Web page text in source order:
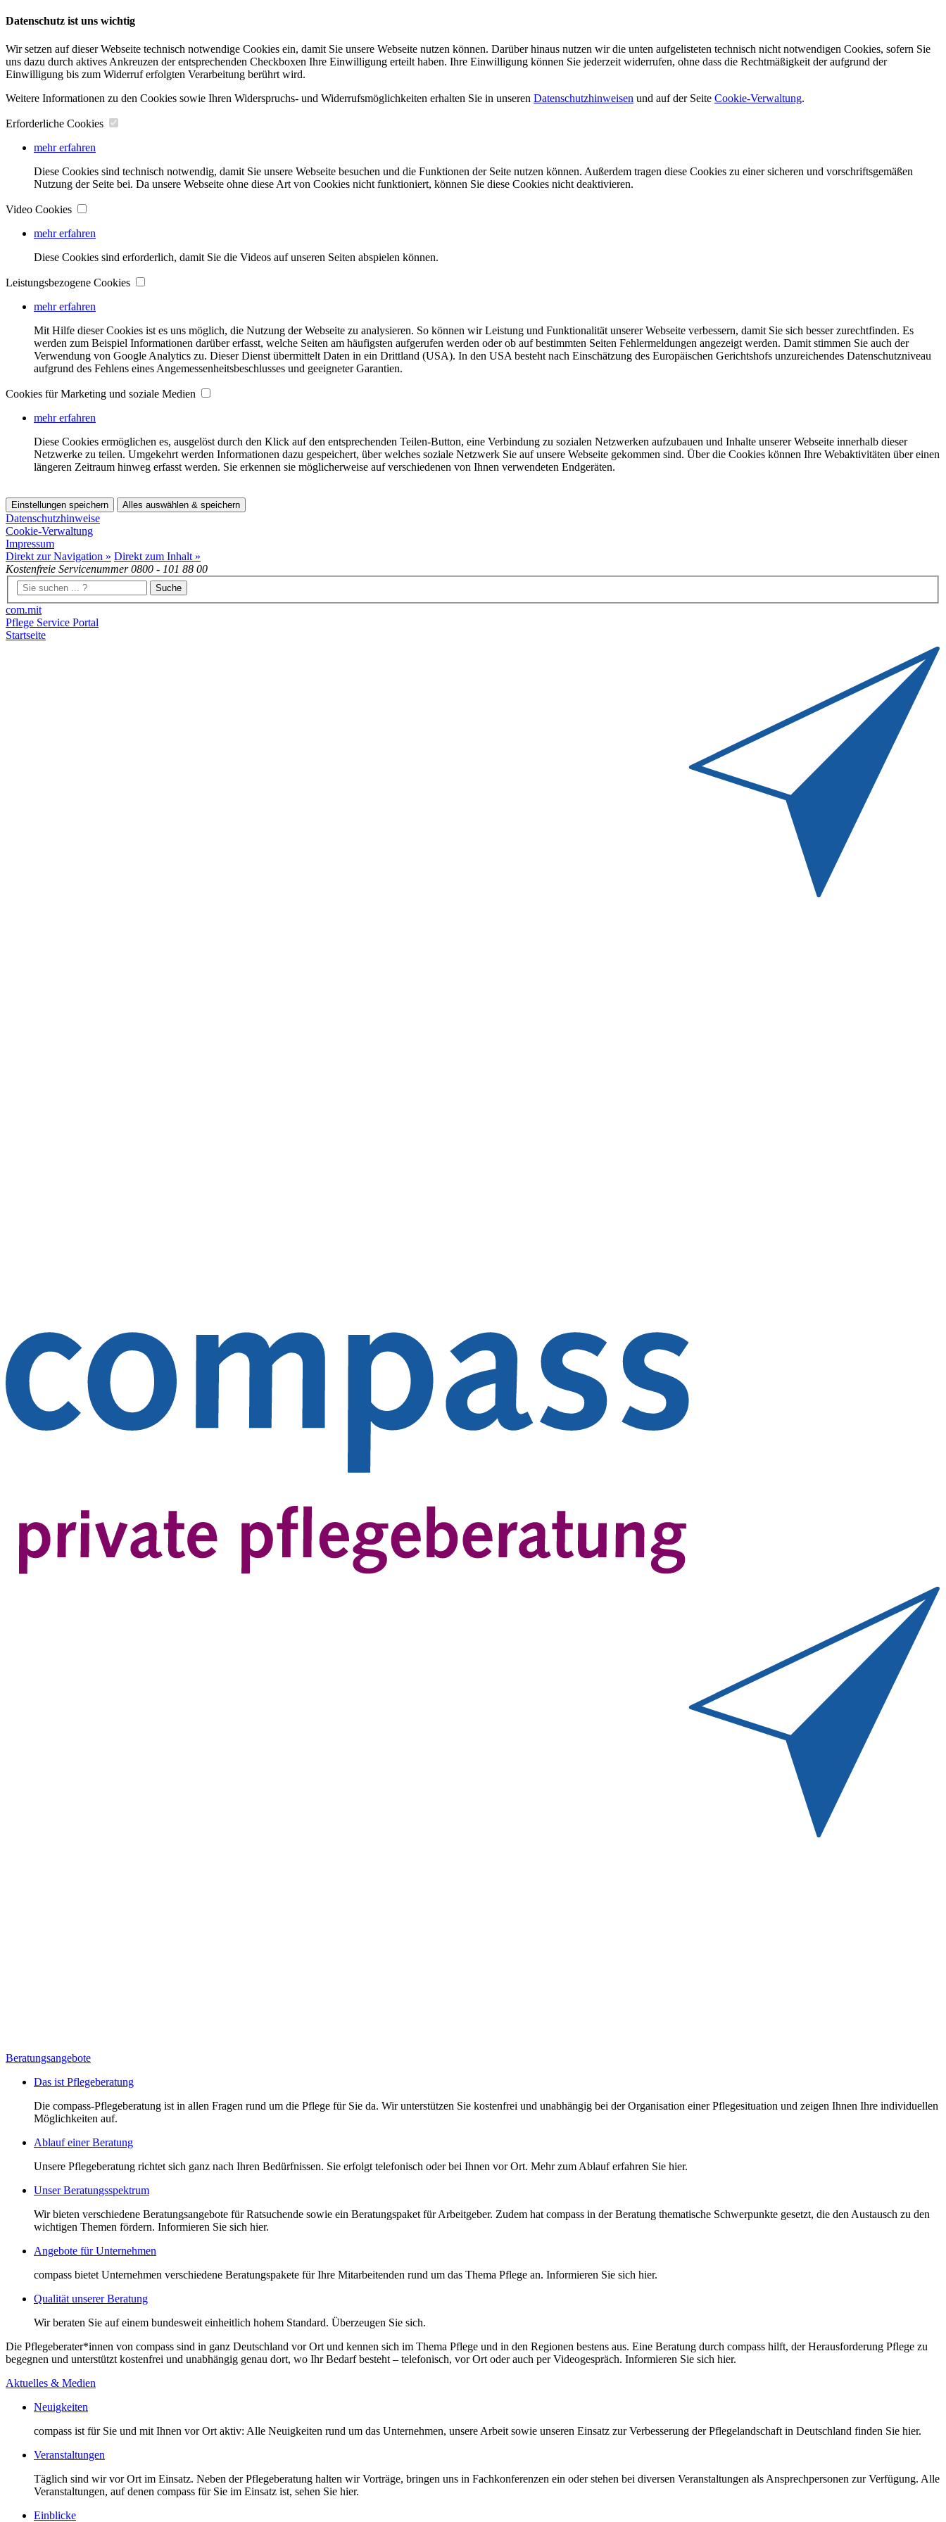
Datenschutz ist uns wichtig
Wir setzen auf dieser Webseite technisch notwendige Cookies ein, damit Sie unsere Webseite nutzen können. Darüber hinaus nutzen wir die unten aufgelisteten technisch nicht notwendigen Cookies, sofern Sie
uns dazu durch aktives Ankreuzen der entsprechenden Checkboxen Ihre Einwilligung erteilt haben. Ihre Einwilligung können Sie jederzeit widerrufen, ohne dass die Rechtmäßigkeit der aufgrund der
Einwilligung bis zum Widerruf erfolgten Verarbeitung berührt wird.
Weitere Informationen zu den Cookies sowie Ihren Widerspruchs- und Widerrufsmöglichkeiten erhalten Sie in unseren Datenschutzhinweisen und auf der Seite Cookie-Verwaltung​.
Erforderliche Cookies
mehr erfahren
Diese Cookies sind technisch notwendig, damit Sie unsere Webseite besuchen und die Funktionen der Seite nutzen können. Außerdem tragen diese Cookies zu einer sicheren und vorschriftsgemäßen
Nutzung der Seite bei. Da unsere Webseite ohne diese Art von Cookies nicht funktioniert, können Sie diese Cookies nicht deaktivieren.
Video Cookies
mehr erfahren
Diese Cookies sind erforderlich, damit Sie die Videos auf unseren Seiten abspielen können.
Leistungsbezogene Cookies
mehr erfahren
Mit Hilfe dieser Cookies ist es uns möglich, die Nutzung der Webseite zu analysieren. So können wir Leistung und Funktionalität unserer Webseite verbessern, damit Sie sich besser zurechtfinden. Es
werden zum Beispiel Informationen darüber erfasst, welche Seiten am häufigsten aufgerufen werden oder ob auf bestimmten Seiten Fehlermeldungen angezeigt werden. Damit stimmen Sie auch der
Verwendung von Google Analytics zu. Dieser Dienst übermittelt Daten in ein Drittland (USA). In den USA besteht nach Einschätzung des Europäischen Gerichtshofs unzureichendes Datenschutzniveau
aufgrund des Fehlens eines Angemessenheitsbeschlusses und geeigneter Garantien.
Cookies für Marketing und soziale Medien
mehr erfahren
Diese Cookies ermöglichen es, ausgelöst durch den Klick auf den entsprechenden Teilen-Button, eine Verbindung zu sozialen Netzwerken aufzubauen und Inhalte unserer Webseite innerhalb dieser
Netzwerke zu teilen. Umgekehrt werden Informationen dazu gespeichert, über welches soziale Netzwerk Sie auf unsere Webseite gekommen sind. Über die Cookies können Ihre Webaktivitäten über einen
längeren Zeitraum hinweg erfasst werden. Sie erkennen sie möglicherweise auf verschiedenen von Ihnen verwendeten Endgeräten.
Einstellungen speichern Alles auswählen & speichern
Datenschutzhinweise
Cookie-Verwaltung
Impressum
Direkt zur Navigation » Direkt zum Inhalt »
Kostenfreie Servicenummer0800 - 101 88 00
Suche
com.mit
Pflege Service Portal
Startseite
Beratungsangebote
Das ist Pflegeberatung
Die compass-Pflegeberatung ist in allen Fragen rund um die Pflege für Sie da. Wir unterstützen Sie kostenfrei und unabhängig bei der Organisation einer Pflegesituation und zeigen Ihnen Ihre individuellen
Möglichkeiten auf.
Ablauf einer Beratung
Unsere Pflegeberatung richtet sich ganz nach Ihren Bedürfnissen. Sie erfolgt telefonisch oder bei Ihnen vor Ort. Mehr zum Ablauf erfahren Sie hier.
Unser Beratungsspektrum
Wir bieten verschiedene Beratungsangebote für Ratsuchende sowie ein Beratungspaket für Arbeitgeber. Zudem hat compass in der Beratung thematische Schwerpunkte gesetzt, die den Austausch zu den
wichtigen Themen fördern. Informieren Sie sich hier.
Angebote für Unternehmen
compass bietet Unternehmen verschiedene Beratungspakete für Ihre Mitarbeitenden rund um das Thema Pflege an. Informieren Sie sich hier.
Qualität unserer Beratung
Wir beraten Sie auf einem bundesweit einheitlich hohem Standard. Überzeugen Sie sich.
Die Pflegeberater*innen von compass sind in ganz Deutschland vor Ort und kennen sich im Thema Pflege und in den Regionen bestens aus. Eine Beratung durch compass hilft, der Herausforderung Pflege zu
begegnen und unterstützt kostenfrei und unabhängig genau dort, wo Ihr Bedarf besteht – telefonisch, vor Ort oder auch per Videogespräch. Informieren Sie sich hier.
Aktuelles & Medien
Neuigkeiten
compass ist für Sie und mit Ihnen vor Ort aktiv: Alle Neuigkeiten rund um das Unternehmen, unsere Arbeit sowie unseren Einsatz zur Verbesserung der Pflegelandschaft in Deutschland finden Sie hier.
Veranstaltungen
Täglich sind wir vor Ort im Einsatz. Neben der Pflegeberatung halten wir Vorträge, bringen uns in Fachkonferenzen ein oder stehen bei diversen Veranstaltungen als Ansprechpersonen zur Verfügung. Alle
Veranstaltungen, auf denen compass für Sie im Einsatz ist, sehen Sie hier.
Einblicke